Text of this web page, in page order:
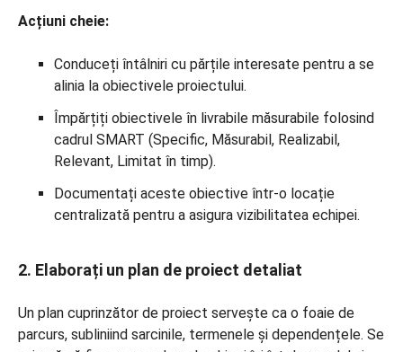
Acțiuni cheie:
Conduceți întâlniri cu părțile interesate pentru a se
alinia la obiectivele proiectului.
Împărțiți obiectivele în livrabile măsurabile folosind
cadrul SMART (Specific, Măsurabil, Realizabil,
Relevant, Limitat în timp).
Documentați aceste obiective într-o locație
centralizată pentru a asigura vizibilitatea echipei.
2. Elaborați un plan de proiect detaliat
Un plan cuprinzător de proiect servește ca o foaie de
parcurs, subliniind sarcinile, termenele și dependențele. Se